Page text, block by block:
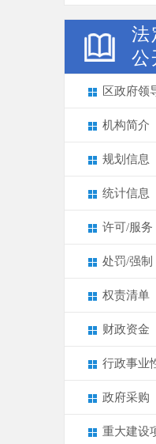
法
公
区政府领
机构简介
规划信息
统计信息
许可/服务
处罚/强制
权责清单
财政资金
行政事业
政府采购
重大建设